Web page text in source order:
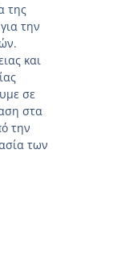
της
την
και
σε
στα
την
των